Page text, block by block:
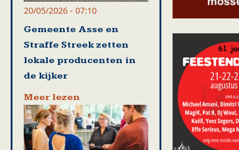
20/05/2026 - 07:10
Gemeente Asse en
Straffe Streek zetten
lokale producenten in
de kijker
Meer lezen